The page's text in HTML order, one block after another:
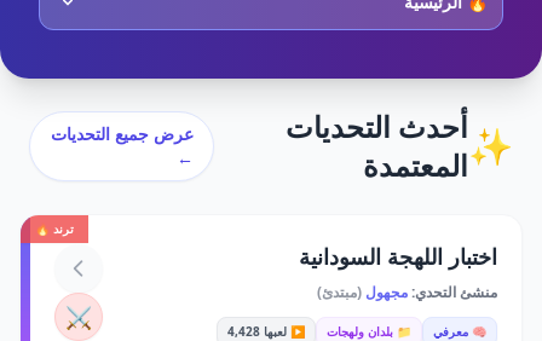
✨أحدث التحديات
المعتمدة
عرض جميع التحديات
←
ترند 🔥
اختبار اللهجة السودانية
منشئ التحدي:مجهول (مبتدئ)
🧠 معرفي 📁 بلدان ولهجات ▶️ لعبها 4,428 ⚔️